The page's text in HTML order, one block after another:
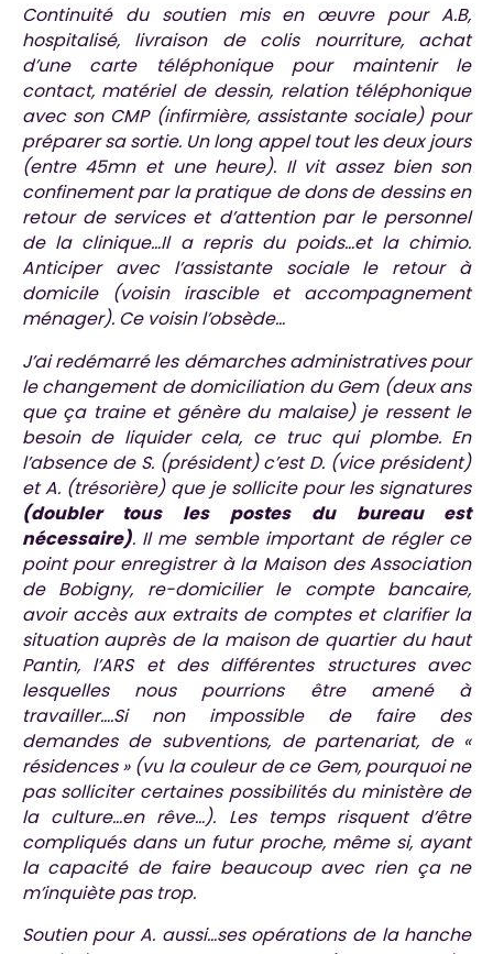
Continuité du soutien mis en œuvre pour A.B,
hospitalisé, livraison de colis nourriture, achat
d’une carte téléphonique pour maintenir le
contact, matériel de dessin, relation téléphonique
avec son CMP (infirmière, assistante sociale) pour
préparer sa sortie. Un long appel tout les deux jours
(entre 45mn et une heure). Il vit assez bien son
confinement par la pratique de dons de dessins en
retour de services et d’attention par le personnel
de la clinique…Il a repris du poids…et la chimio.
Anticiper avec l’assistante sociale le retour à
domicile (voisin irascible et accompagnement
ménager). Ce voisin l’obsède…
J’ai redémarré les démarches administratives pour
le changement de domiciliation du Gem (deux ans
que ça traine et génère du malaise) je ressent le
besoin de liquider cela, ce truc qui plombe. En
l’absence de S. (président) c’est D. (vice président)
et A. (trésorière) que je sollicite pour les signatures
(doubler tous les postes du bureau est
nécessaire). Il me semble important de régler ce
point pour enregistrer à la Maison des Association
de Bobigny, re-domicilier le compte bancaire,
avoir accès aux extraits de comptes et clarifier la
situation auprès de la maison de quartier du haut
Pantin, l’ARS et des différentes structures avec
lesquelles nous pourrions être amené à
travailler….Si non impossible de faire des
demandes de subventions, de partenariat, de «
résidences » (vu la couleur de ce Gem, pourquoi ne
pas solliciter certaines possibilités du ministère de
la culture…en rêve…). Les temps risquent d’être
compliqués dans un futur proche, même si, ayant
la capacité de faire beaucoup avec rien ça ne
m’inquiète pas trop.
Soutien pour A. aussi…ses opérations de la hanche